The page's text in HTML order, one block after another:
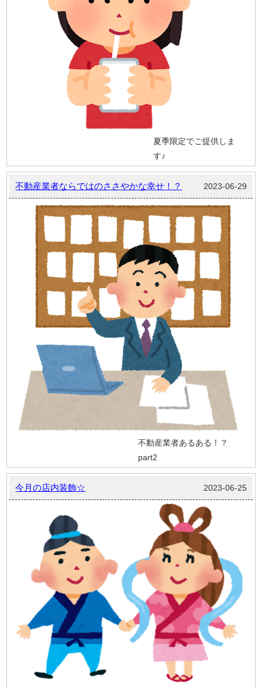
夏季限定でご提供しま
す♪
不動産業者ならではのささやかな幸せ！？ 2023-06-29
不動産業者あるある！？
part2
今月の店内装飾☆ 2023-06-25